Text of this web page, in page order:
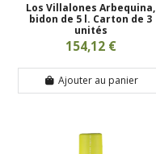
Los Villalones Arbequina,
bidon de 5 l. Carton de 3
unités
154,12 €
Ajouter au panier